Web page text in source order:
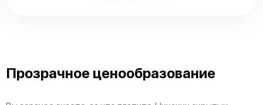
Прозрачное ценообразование